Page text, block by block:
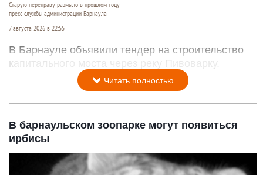
Старую переправу размыло в прошлом году
пресс-службы администрации Барнаула
7 августа 2026 в 22:55
В Барнауле объявили тендер на строительство
капитального моста через реку Пивоварку.
Читать полностью
В барнаульском зоопарке могут появиться
ирбисы